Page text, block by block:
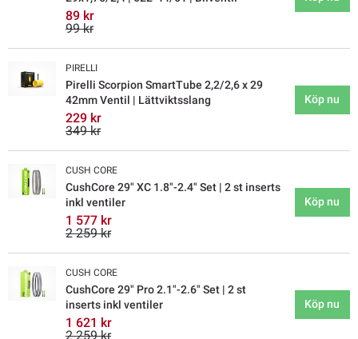
89 kr
99 kr
PIRELLI
Pirelli Scorpion SmartTube 2,2/2,6 x 29
42mm Ventil | Lättviktsslang
229 kr
349 kr
Köp nu
CUSH CORE
CushCore 29" XC 1.8"-2.4" Set | 2 st inserts
inkl ventiler
1 577 kr
2 259 kr
Köp nu
CUSH CORE
CushCore 29" Pro 2.1"-2.6" Set | 2 st
inserts inkl ventiler
1 621 kr
2 259 kr
Köp nu